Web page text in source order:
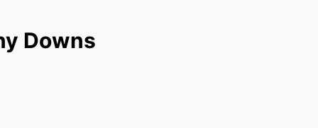
Downs